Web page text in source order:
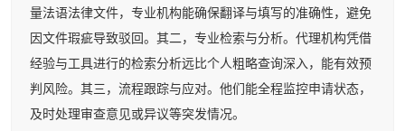
量法语法律文件，专业机构能确保翻译与填写的准确性，避免
因文件瑕疵导致驳回。其二，专业检索与分析。代理机构凭借
经验与工具进行的检索分析远比个人粗略查询深入，能有效预
判风险。其三，流程跟踪与应对。他们能全程监控申请状态，
及时处理审查意见或异议等突发情况。